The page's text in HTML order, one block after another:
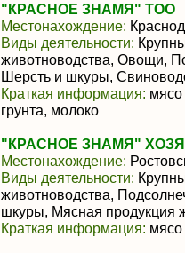
"КРАСНОЕ ЗНАМЯ" ТОО
Местонахождение:
Виды деятельности:
животноводства, Овощи,
Шерсть и шкуры,
Краткая информация: мясо
грунта, молоко
"КРАСНОЕ ЗНАМЯ"
Местонахождение:
Виды деятельности:
животноводства,
шкуры, Мясная продукция
Краткая информация: мясо